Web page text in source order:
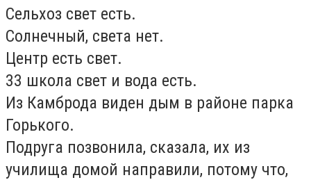
Сельхоз свет есть.
Солнечный, света нет.
Центр есть свет.
33 школа свет и вода есть.
Из Камброда виден дым в районе парка
Горького.
Подруга позвонила, сказала, их из
училища домой направили, потому что,